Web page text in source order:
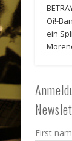
Oi!-
ein
First